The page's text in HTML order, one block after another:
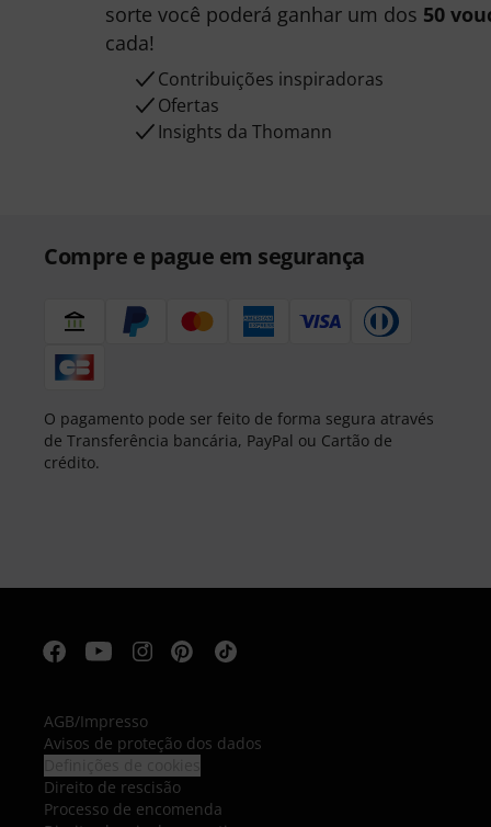
sorte você poderá ganhar um dos 50
cada!
Contribuições inspiradoras
Ofertas
Insights da Thomann
Compre e pague em segurança
O pagamento pode ser feito de forma segura através
de Transferência bancária, PayPal ou Cartão de
crédito.
AGB/Impresso
Avisos de proteção dos dados
Direito de rescisão
Processo de encomenda